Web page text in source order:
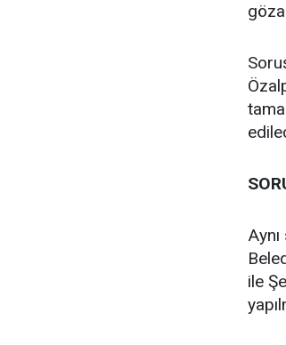
ile